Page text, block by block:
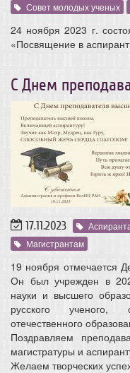
Совет молодых ученых
24 ноября 2023 г.
«Посвящение в
С Днем
17.11.2023
Магистрантам
19 ноября отмечается
Он был учрежден в
науки и высшего
русского ученого,
отечественного
Поздравляем
магистратуры и
Желаем творческих